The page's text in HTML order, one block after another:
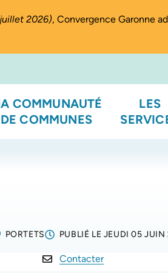
2026), Convergence Garonne
COMMUNAUTÉ
DE COMMUNES
LES
PORTETS PUBLIÉ LE JEUDI 05 JUIN
Contacter